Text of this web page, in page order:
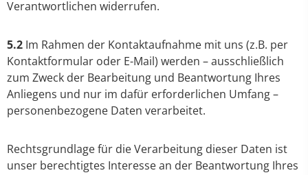
Verantwortlichen widerrufen.
5.2 Im Rahmen der Kontaktaufnahme mit uns (z.B. per
Kontaktformular oder E-Mail) werden – ausschließlich
zum Zweck der Bearbeitung und Beantwortung Ihres
Anliegens und nur im dafür erforderlichen Umfang –
personenbezogene Daten verarbeitet.
Rechtsgrundlage für die Verarbeitung dieser Daten ist
unser berechtigtes Interesse an der Beantwortung Ihres